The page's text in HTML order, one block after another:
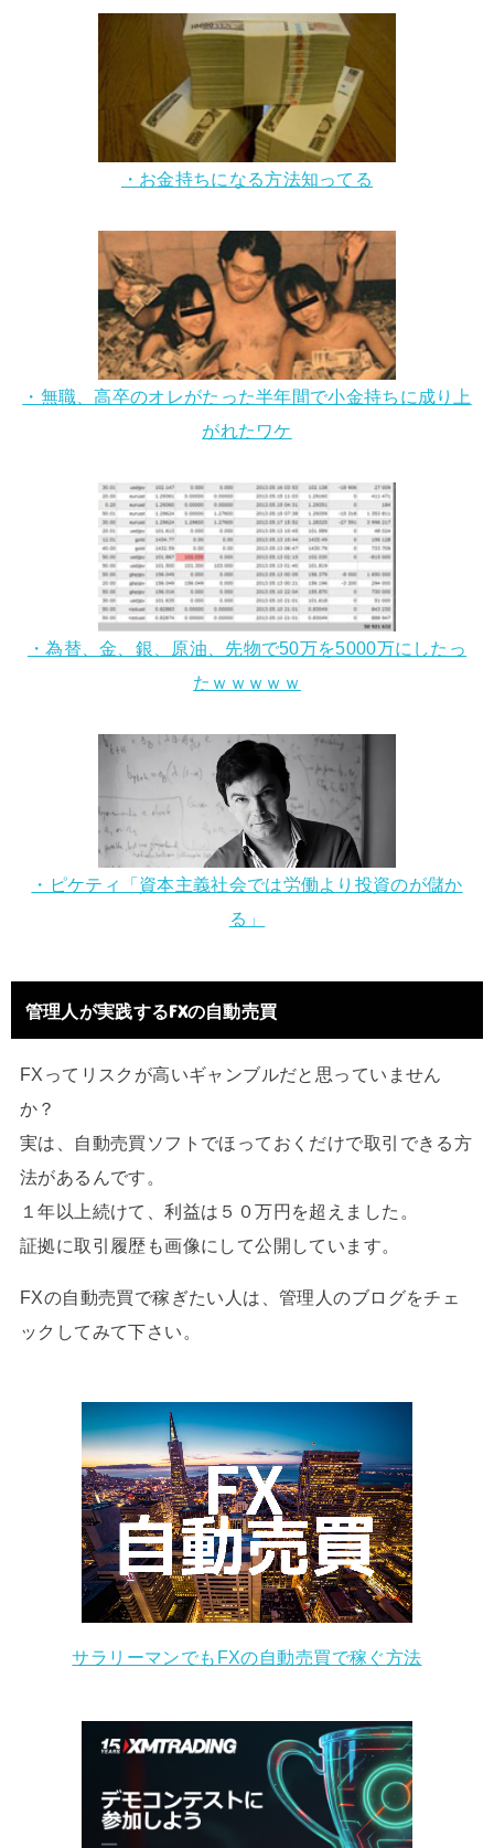
・お金持ちになる方法知ってる
・無職、高卒のオレがたった半年間で小金持ちに成り上
がれたワケ
・為替、金、銀、原油、先物で50万を5000万にしたっ
たｗｗｗｗｗ
・ピケティ「資本主義社会では労働より投資のが儲か
る」
管理人が実践するFXの自動売買
FXってリスクが高いギャンブルだと思っていません
か？
実は、自動売買ソフトでほっておくだけで取引できる方
法があるんです。
１年以上続けて、利益は５０万円を超えました。
証拠に取引履歴も画像にして公開しています。
FXの自動売買で稼ぎたい人は、管理人のブログをチェ
ックしてみて下さい。
サラリーマンでもFXの自動売買で稼ぐ方法